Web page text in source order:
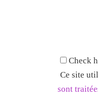
Check
Ce site
sont